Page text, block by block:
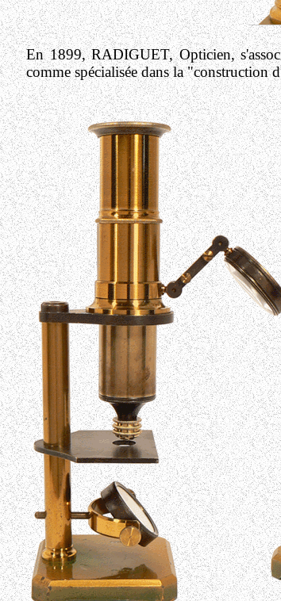
En 1899, RADIGUET, Opticien,
comme spécialisée dans la "construction